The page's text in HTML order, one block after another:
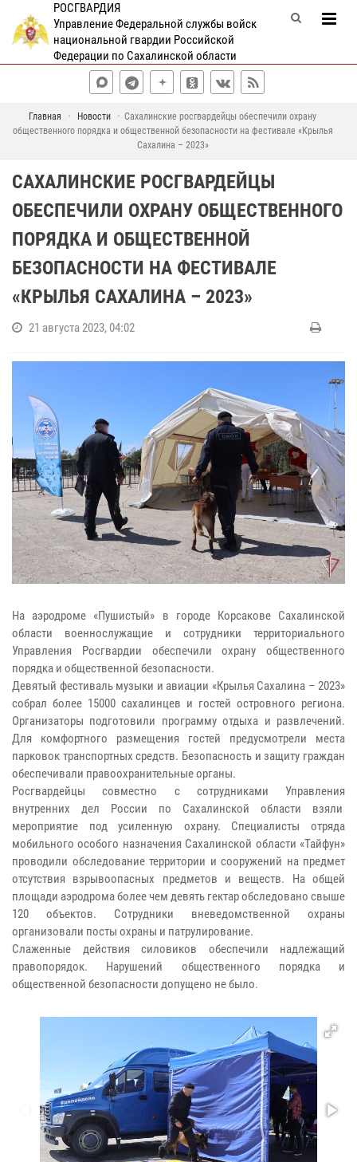
РОСГВАРДИЯ
Управление Федеральной службы войск
национальной гвардии Российской
Федерации по Сахалинской области
Главная Новости
Сахалинские росгвардейцы обеспечили охрану
общественного порядка и общественной безопасности на фестивале «Крылья
Сахалина – 2023»
САХАЛИНСКИЕ РОСГВАРДЕЙЦЫ
ОБЕСПЕЧИЛИ ОХРАНУ ОБЩЕСТВЕННОГО
ПОРЯДКА И ОБЩЕСТВЕННОЙ
БЕЗОПАСНОСТИ НА ФЕСТИВАЛЕ
«КРЫЛЬЯ САХАЛИНА – 2023»
21 августа 2023, 04:02
На аэродроме «Пушистый» в городе Корсакове Сахалинской
области военнослужащие и сотрудники территориального
Управления Росгвардии обеспечили охрану общественного
порядка и общественной безопасности.
Девятый фестиваль музыки и авиации «Крылья Сахалина – 2023»
собрал более 15000 сахалинцев и гостей островного региона.
Организаторы подготовили программу отдыха и развлечений.
Для комфортного размещения гостей предусмотрели места
парковок транспортных средств. Безопасность и защиту граждан
обеспечивали правоохранительные органы.
Росгвардейцы совместно с сотрудниками Управления
внутренних дел России по Сахалинской области взяли
мероприятие под усиленную охрану. Специалисты отряда
мобильного особого назначения Сахалинской области «Тайфун»
проводили обследование территории и сооружений на предмет
отсутствия взрывоопасных предметов и веществ. На общей
площади аэродрома более чем девять гектар обследовано свыше
120 объектов. Сотрудники вневедомственной охраны
организовали посты охраны и патрулирование.
Слаженные действия силовиков обеспечили надлежащий
правопорядок. Нарушений общественного порядка и
общественной безопасности допущено не было.